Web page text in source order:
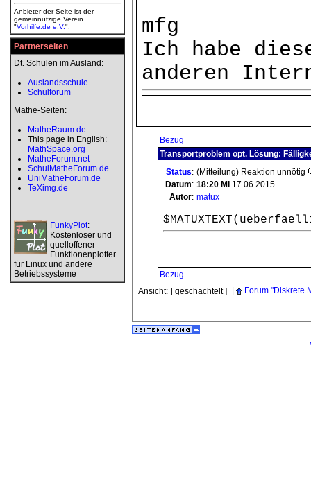
Anbieter der Seite ist der
gemeinnützige Verein
"Vorhilfe.de e.V.".
Partnerseiten
Dt. Schulen im Ausland:
Auslandsschule
Schulforum
Mathe-Seiten:
MatheRaum.de
This page in English:
MathSpace.org
MatheForum.net
SchulMatheForum.de
UniMatheForum.de
TeXimg.de
FunkyPlot:
Kostenloser und
quelloffener
Funktionenplotter
für Linux und andere
Betriebssysteme
mfg
Ich habe
anderen
Bezug
Transportproblem opt. Lösung:
Status: (Mitteilung) Reaktion unnötig
Datum: 18:20 Mi 17.06.2015
Autor: matux
Bezug
Ansicht: [ geschachtelt ] Forum "Diskrete